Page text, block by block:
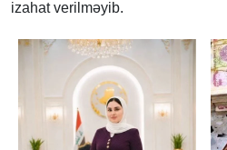
izahat verilməyib.